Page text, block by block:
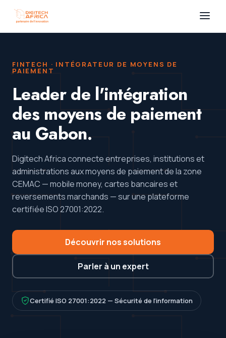
FINTECH · INTÉGRATEUR DE MOYENS DE
PAIEMENT
Leader de l'intégration
des moyens de paiement
au Gabon.
Digitech Africa connecte entreprises, institutions et
administrations aux moyens de paiement de la zone
CEMAC — mobile money, cartes bancaires et
reversements marchands — sur une plateforme
certifiée ISO 27001:2022.
Découvrir nos solutions
Parler à un expert
Certifié ISO 27001:2022 — Sécurité de l'information